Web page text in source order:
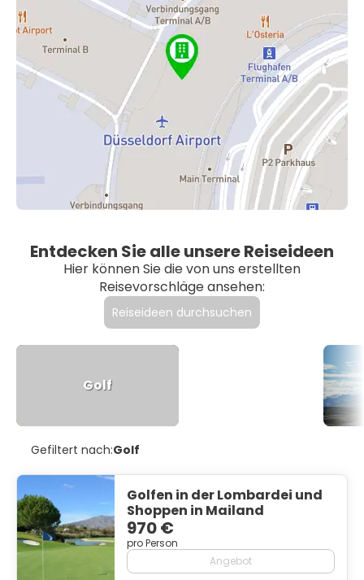
Entdecken Sie alle unsere Reiseideen
Hier können Sie die von uns erstellten
Reisevorschläge ansehen:
Reiseideen durchsuchen
Golf
Gefiltert nach:Golf
Golfen in der Lombardei und
Shoppen in Mailand
970 €
pro Person
Angebot